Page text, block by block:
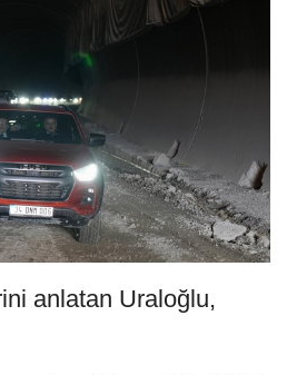
anlatan Uraloğlu,